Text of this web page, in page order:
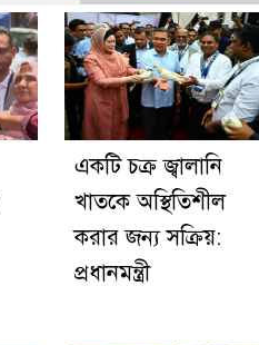
একটি চক্র জ্বালানি
খাতকে অস্থিতিশীল
করার জন্য সক্রিয়:
প্রধানমন্ত্রী